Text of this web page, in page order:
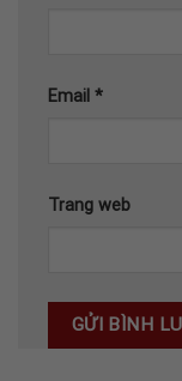
Email *
Trang web